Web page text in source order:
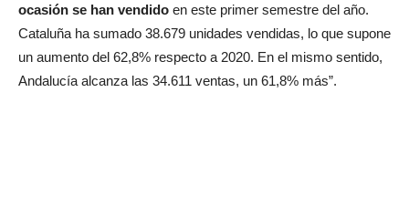
ocasión se han vendido en este primer semestre del año.
Cataluña ha sumado 38.679 unidades vendidas, lo que supone
un aumento del 62,8% respecto a 2020. En el mismo sentido,
Andalucía alcanza las 34.611 ventas, un 61,8% más”.